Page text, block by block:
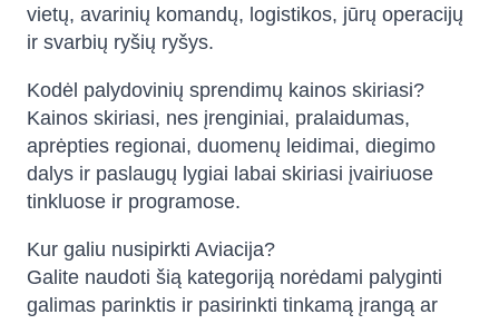
vietų, avarinių komandų, logistikos, jūrų operacijų
ir svarbių ryšių ryšys.
Kodėl palydovinių sprendimų kainos skiriasi?
Kainos skiriasi, nes įrenginiai, pralaidumas,
aprėpties regionai, duomenų leidimai, diegimo
dalys ir paslaugų lygiai labai skiriasi įvairiuose
tinkluose ir programose.
Kur galiu nusipirkti Aviacija?
Galite naudoti šią kategoriją norėdami palyginti
galimas parinktis ir pasirinkti tinkamą įrangą ar